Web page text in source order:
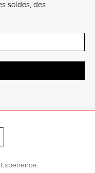
soldes, des
.